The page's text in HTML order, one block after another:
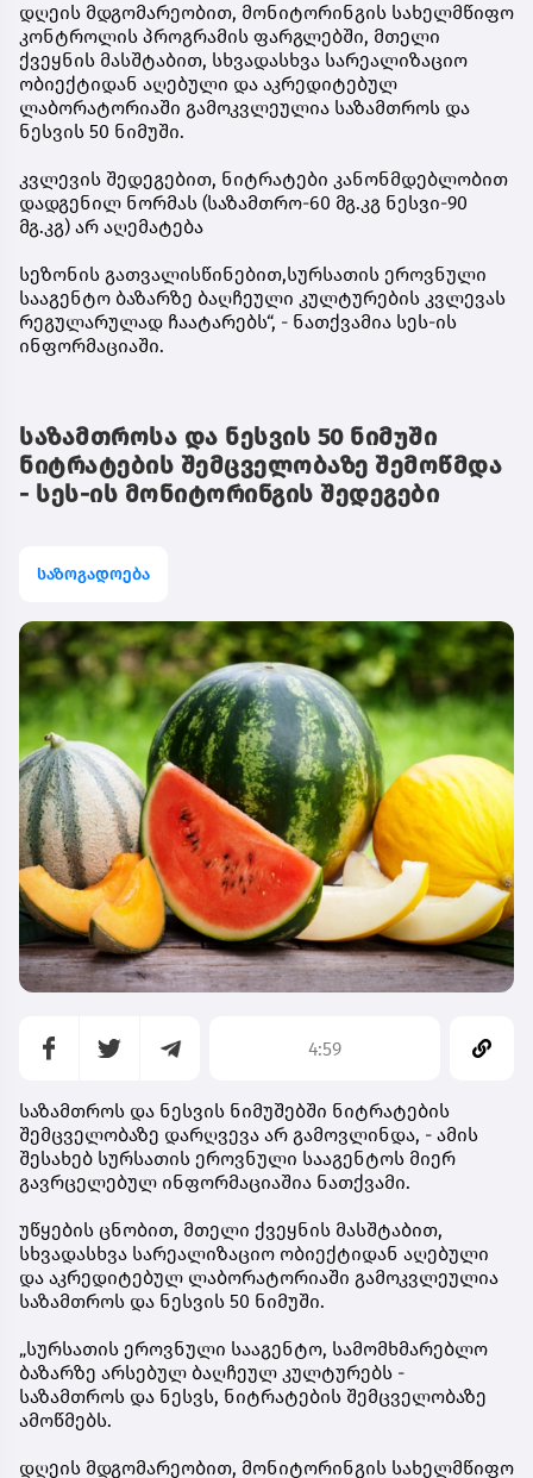
დღეის მდგომარეობით, მონიტორინგის სახელმწიფო
კონტროლის პროგრამის ფარგლებში, მთელი
ქვეყნის მასშტაბით, სხვადასხვა სარეალიზაციო
ობიექტიდან აღებული და აკრედიტებულ
ლაბორატორიაში გამოკვლეულია საზამთროს და
ნესვის 50 ნიმუში.
კვლევის შედეგებით, ნიტრატები კანონმდებლობით
დადგენილ ნორმას (საზამთრო-60 მგ.კგ ნესვი-90
მგ.კგ) არ აღემატება
სეზონის გათვალისწინებით,სურსათის ეროვნული
სააგენტო ბაზარზე ბაღჩეული კულტურების კვლევას
რეგულარულად ჩაატარებს“, - ნათქვამია სეს-ის
ინფორმაციაში.
საზამთროსა და ნესვის 50 ნიმუში
ნიტრატების შემცველობაზე შემოწმდა
- სეს-ის მონიტორინგის შედეგები
საზოგადოება
4:59
საზამთროს და ნესვის ნიმუშებში ნიტრატების
შემცველობაზე დარღვევა არ გამოვლინდა, - ამის
შესახებ სურსათის ეროვნული სააგენტოს მიერ
გავრცელებულ ინფორმაციაშია ნათქვამი.
უწყების ცნობით, მთელი ქვეყნის მასშტაბით,
სხვადასხვა სარეალიზაციო ობიექტიდან აღებული
და აკრედიტებულ ლაბორატორიაში გამოკვლეულია
საზამთროს და ნესვის 50 ნიმუში.
„სურსათის ეროვნული სააგენტო, სამომხმარებლო
ბაზარზე არსებულ ბაღჩეულ კულტურებს -
საზამთროს და ნესვს, ნიტრატების შემცველობაზე
ამოწმებს.
დღეის მდგომარეობით, მონიტორინგის სახელმწიფო